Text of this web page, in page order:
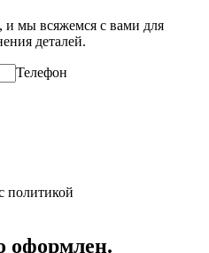
и мы всяжемся с вами для
деталей.
Телефон
политикой
оформлен.